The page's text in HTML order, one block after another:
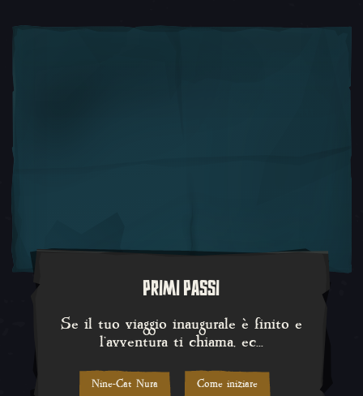
PRIMI PASSI
Se il tuo viaggio inaugurale è finito e
l'avventura ti chiama, ec...
Se il tuo viaggio inaugurale è
Nine-Cat Nura Come iniziare